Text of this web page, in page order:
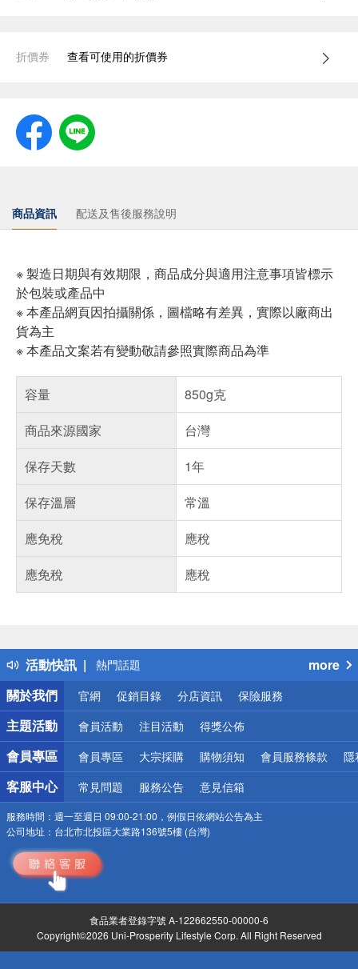
折價券 查看可使用的折價券
商品資訊 配送及售後服務說明
※ 製造日期與有效期限，商品成分與適用注意事項皆標示
於包裝或產品中
※ 本產品網頁因拍攝關係，圖檔略有差異，實際以廠商出
貨為主
※ 本產品文案若有變動敬請參照實際商品為準
容量
850g克
商品來源國家
台灣
保存天數
1年
保存溫層
常溫
應免稅
應稅
應免稅
應稅
活動快訊
得獎公告
熱門話題
銀行優惠
偏遠地區配送
詐騙網頁！請小心！
more
關於我們
官網 促銷目錄 分店資訊 保險服務
主題活動 會員活動 注目活動 得獎公佈
會員專區 會員專區 大宗採購 購物須知 會員服務條款 隱
客服中心 常見問題 服務公告 意見信箱
服務時間： 週一至週日 09:00-21:00，例假日依網站公告為主
公司地址： 台北市北投區大業路136號5樓 (台灣)
食品業者登錄字號 A-122662550-00000-6
Copyright©2026 Uni-Prosperity Lifestyle Corp. All Right Reserved